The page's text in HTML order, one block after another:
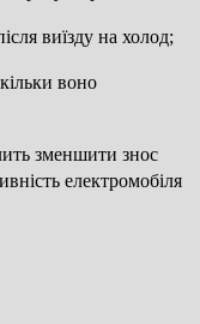
виїзду на холод;
воно
зменшити знос
електромобіля